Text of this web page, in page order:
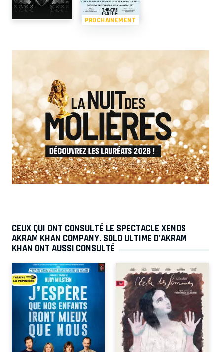
PROCHAINEMENT
CEUX QUI ONT CONSULTÉ LE SPECTACLE XENOS
AKRAM KHAN COMPANY. SOLO ULTIME D'AKRAM
KHAN ONT AUSSI CONSULTÉ